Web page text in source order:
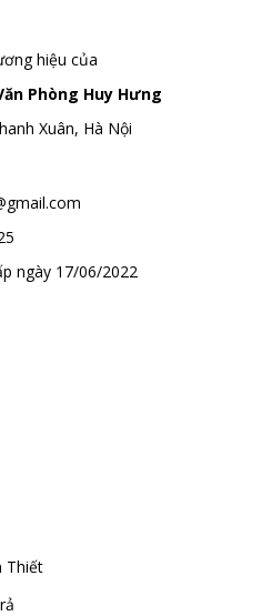
hiệu của
Phòng Huy Hưng
Xuân, Hà Nội
ngày 17/06/2022
Thiết